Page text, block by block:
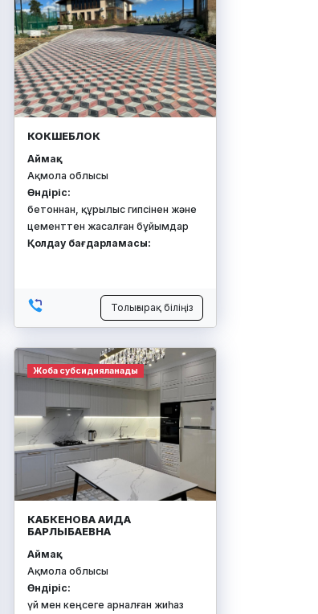
КОКШЕБЛОК
Аймақ:
Ақмола облысы
Өндіріс:
бетоннан, құрылыс гипсінен және
цементтен жасалған бұйымдар
Қолдау бағдарламасы:
Толығырақ біліңіз
Жоба субсидияланады
КАБКЕНОВА АИДА
БАРЛЫБАЕВНА
Аймақ:
Ақмола облысы
Өндіріс:
үй мен кеңсеге арналған жиһаз